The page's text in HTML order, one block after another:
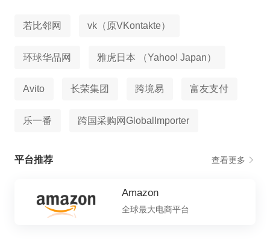
若比邻网 vk（原VKontakte）
环球华品网 雅虎日本 （Yahoo! Japan）
Avito 长荣集团 跨境易 富友支付
乐一番 跨国采购网GlobalImporter
平台推荐 查看更多
Amazon
全球最大电商平台